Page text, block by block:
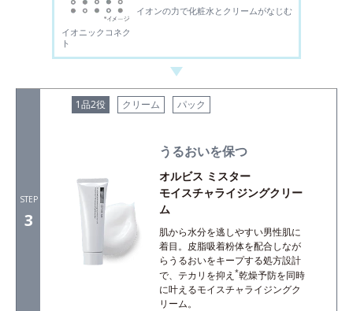
イオニックコネク
ト
イオンの力で化粧水とクリームがなじむ
STEP
3
1品2役 クリーム パック
うるおいを保つ
オルビス ミスター
モイスチャライジングクリー
ム
肌から水分を逃しやすい男性肌に
着目。皮脂吸着粉体を配合しなが
らうるおいをキープする処方設計
で、テカリを抑え *乾燥予防を同時
に叶えるモイスチャライジングク
リーム。